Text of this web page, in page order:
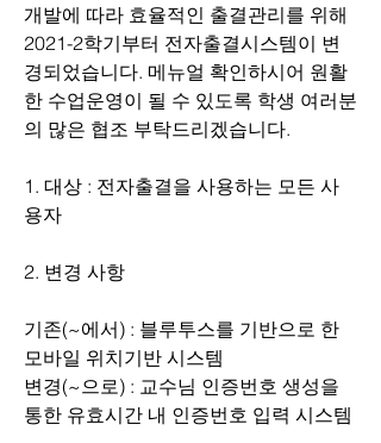
개발에 따라 효율적인 출결관리를 위해
2021-2학기부터 전자출결시스템이 변
경되었습니다. 메뉴얼 확인하시어 원활
한 수업운영이 될 수 있도록 학생 여러분
의 많은 협조 부탁드리겠습니다.
1. 대상 : 전자출결을 사용하는 모든 사
용자
2. 변경 사항
기존(~에서) : 블루투스를 기반으로 한
모바일 위치기반 시스템
변경(~으로) : 교수님 인증번호 생성을
통한 유효시간 내 인증번호 입력 시스템